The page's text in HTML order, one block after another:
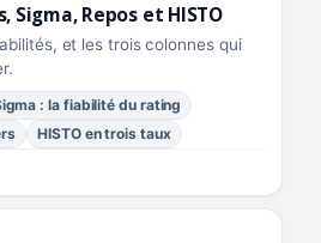
Sigma, Repos et HISTO
et les trois colonnes qui
: la fiabilité du rating
HISTO en trois taux